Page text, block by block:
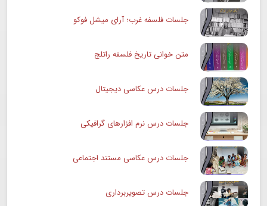
جلسات فلسفه غرب؛ آرای میشل فوکو
متن خوانی تاریخ فلسفه راتلج
جلسات درس عکاسی دیجیتال
جلسات درس نرم افزارهای گرافیکی
جلسات درس عکاسی مستند اجتماعی
جلسات درس تصویربرداری